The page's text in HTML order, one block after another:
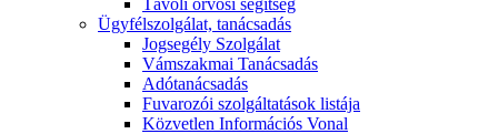
Távoli orvosi segítség
Ügyfélszolgálat, tanácsadás
Jogsegély Szolgálat
Vámszakmai Tanácsadás
Adótanácsadás
Fuvarozói szolgáltatások listája
Közvetlen Információs Vonal